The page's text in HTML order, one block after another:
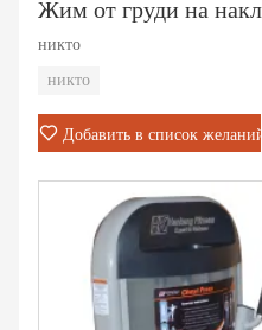
никто
никто
Добавить в список желаний